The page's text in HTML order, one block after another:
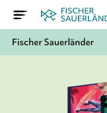
Fischer Sauerländer